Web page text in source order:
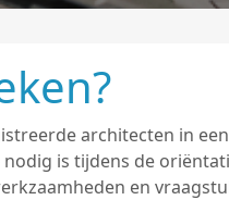
architecten in
is tijdens de
en